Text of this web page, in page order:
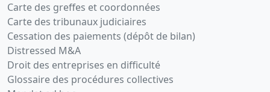
Carte des greffes et coordonnées
Carte des tribunaux judiciaires
Cessation des paiements (dépôt de bilan)
Distressed M&A
Droit des entreprises en difficulté
Glossaire des procédures collectives